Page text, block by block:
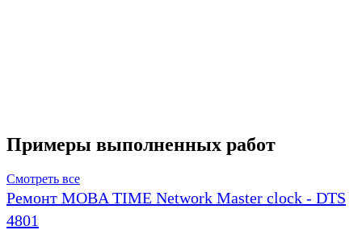
Примеры выполненных работ
Смотреть все
Ремонт MOBA TIME Network Master clock - DTS
4801